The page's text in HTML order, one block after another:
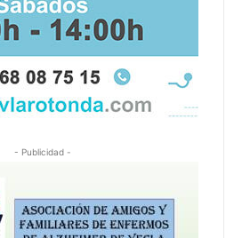
- Publicidad -